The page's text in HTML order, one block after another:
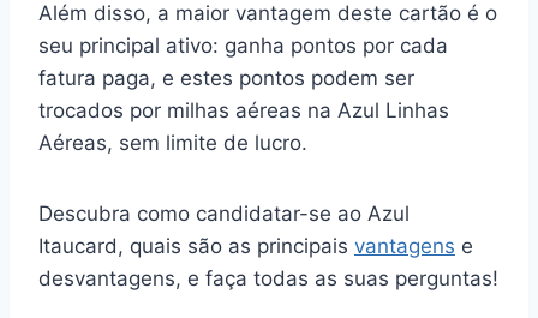
Além disso, a maior vantagem deste cartão é o
seu principal ativo: ganha pontos por cada
fatura paga, e estes pontos podem ser
trocados por milhas aéreas na Azul Linhas
Aéreas, sem limite de lucro.
Descubra como candidatar-se ao Azul
Itaucard, quais são as principais vantagens e
desvantagens, e faça todas as suas perguntas!